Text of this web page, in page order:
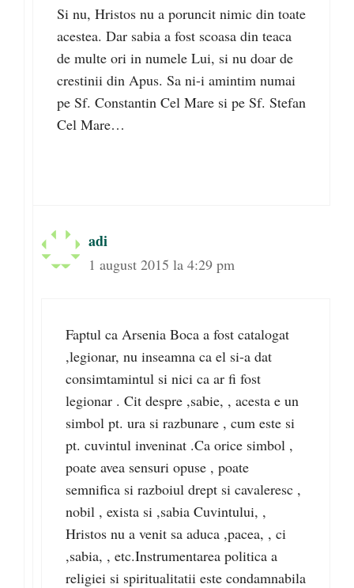
Si nu, Hristos nu a poruncit nimic din toate
acestea. Dar sabia a fost scoasa din teaca
de multe ori in numele Lui, si nu doar de
crestinii din Apus. Sa ni-i amintim numai
pe Sf. Constantin Cel Mare si pe Sf. Stefan
Cel Mare…
adi
1 august 2015 la 4:29 pm
Faptul ca Arsenia Boca a fost catalogat
,legionar, nu inseamna ca el si-a dat
consimtamintul si nici ca ar fi fost
legionar . Cit despre ,sabie, , acesta e un
simbol pt. ura si razbunare , cum este si
pt. cuvintul inveninat .Ca orice simbol ,
poate avea sensuri opuse , poate
semnifica si razboiul drept si cavaleresc ,
nobil , exista si ,sabia Cuvintului, ,
Hristos nu a venit sa aduca ,pacea, , ci
,sabia, , etc.Instrumentarea politica a
religiei si spiritualitatii este condamnabila